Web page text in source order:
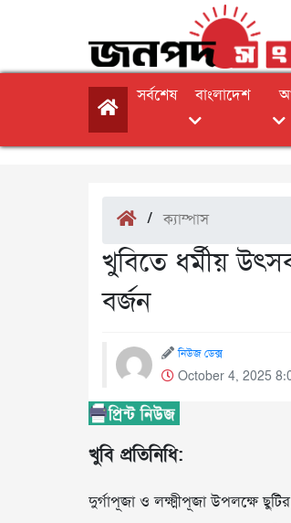
সর্বশেষ বাংলাদেশ
/ক্যাম্পাস
খুবিতে ধর্মীয়
বর্জন
নিউজ ডেক্স
October 4, 2025
খুবি প্রতিনিধি:
দুর্গাপূজা ও লক্ষ্মীপূজা উপলক্ষে